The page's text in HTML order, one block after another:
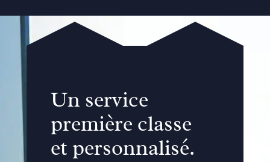
Un service
première classe
et personnalisé.